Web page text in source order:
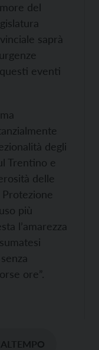
del
saprà
eventi
degli
Trentino e
delle
più
l’amarezza
ore”.